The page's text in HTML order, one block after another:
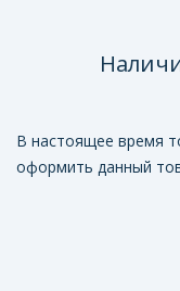
В настоящее время
оформить данный